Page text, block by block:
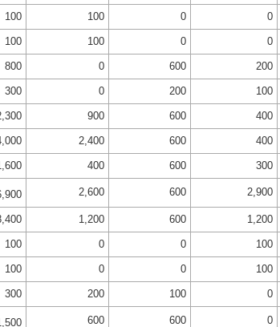
100 100 0 0
100 100 0 0
800 0 600 200
300 0 200 100
900 600 400
2,400 600 400
400 600 300
2,600 600 2,900
1,200 600 1,200
100 0 0 100
100 0 0 100
300 200 100 0
600 600 0